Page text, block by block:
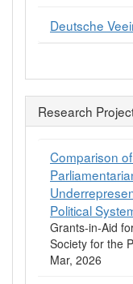
Deutsche
Research
Comparison
Political
Grants-in-Aid
Society for the
Mar, 2026